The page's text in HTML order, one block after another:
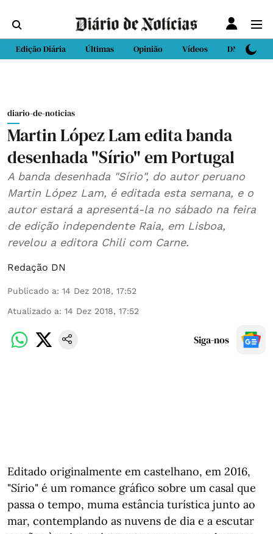
Edição Diária Últimas Opinião Vídeos DN Sport
diario-de-noticias
Martin López Lam edita banda
desenhada "Sírio" em Portugal
A banda desenhada "Sírio", do autor peruano
Martin López Lam, é editada esta semana, e o
autor estará a apresentá-la no sábado na feira
de edição independente Raia, em Lisboa,
revelou a editora Chili com Carne.
Redação DN
Publicado a: 14 Dez 2018, 17:52
Atualizado a: 14 Dez 2018, 17:52
Siga-nos
Editado originalmente em castelhano, em 2016,
"Sírio" é um romance gráfico sobre um casal que
passa o tempo, muma estância turística junto ao
mar, contemplando as nuvens de dia e a escutar